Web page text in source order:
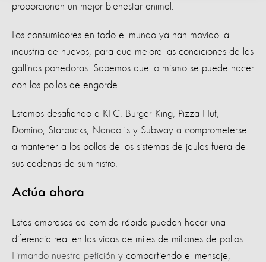
proporcionan un mejor bienestar animal.
Los consumidores en todo el mundo ya han movido la
industria de huevos, para que mejore las condiciones de las
gallinas ponedoras. Sabemos que lo mismo se puede hacer
con los pollos de engorde.
Estamos desafiando a KFC, Burger King, Pizza Hut,
Domino, Starbucks, Nando´s y Subway a comprometerse
a mantener a los pollos de los sistemas de jaulas fuera de
sus cadenas de suministro.
Actúa ahora
Estas empresas de comida rápida pueden hacer una
diferencia real en las vidas de miles de millones de pollos.
Firmando nuestra petición y compartiendo el mensaje,